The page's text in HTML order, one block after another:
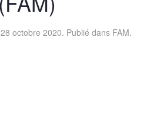
28 octobre 2020. Publié dans FAM.